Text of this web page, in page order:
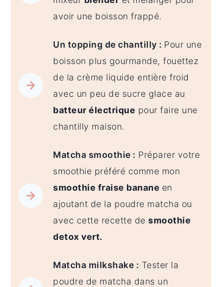
avoir une boisson frappé.
Un topping de chantilly : Pour une
boisson plus gourmande, fouettez
de la crème liquide entière froid
avec un peu de sucre glace au
batteur électrique pour faire une
chantilly maison.
Matcha smoothie : Préparer votre
smoothie préféré comme mon
smoothie fraise banane en
ajoutant de la poudre matcha ou
avec cette recette desmoothie
detox vert.
Matcha milkshake : Tester la
poudre de matcha dans un